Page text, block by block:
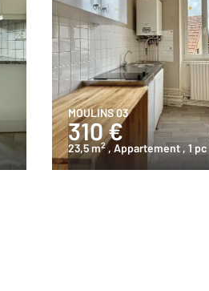
MOULINS 03
310 €
23,5 m2 , Appartement , 1 pc